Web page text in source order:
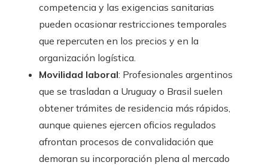
competencia y las exigencias sanitarias
pueden ocasionar restricciones temporales
que repercuten en los precios y en la
organización logística.
Movilidad laboral: Profesionales argentinos
que se trasladan a Uruguay o Brasil suelen
obtener trámites de residencia más rápidos,
aunque quienes ejercen oficios regulados
afrontan procesos de convalidación que
demoran su incorporación plena al mercado